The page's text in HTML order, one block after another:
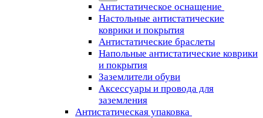
Антистатическое оснащение
Настольные антистатические
коврики и покрытия
Антистатические браслеты
Напольные антистатические коврики
и покрытия
Заземлители обуви
Аксессуары и провода для
заземления
Антистатическая упаковка